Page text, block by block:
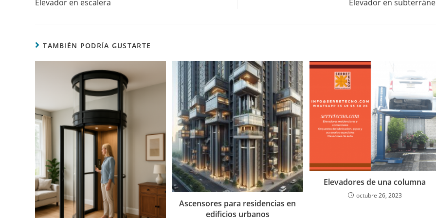
Elevador en escalera Elevador en
TAMBIÉN PODRÍA GUSTARTE
Ascensores para residencias en
edificios urbanos
Elevadores de una columna
octubre 26, 2023